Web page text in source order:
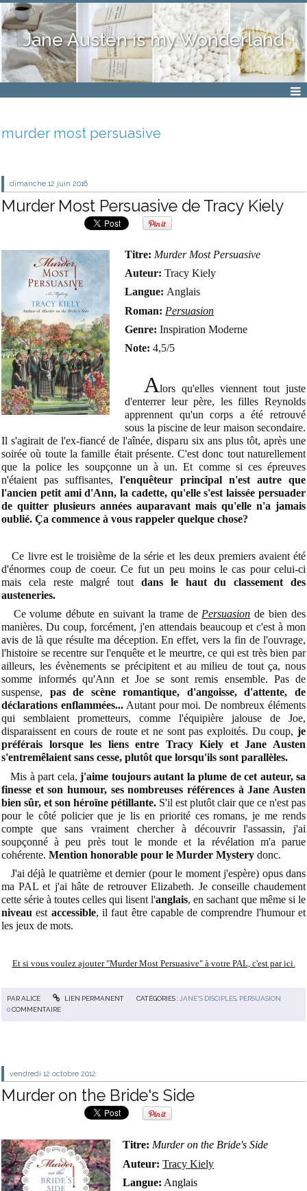
Jane Austen is my Wonderland
murder most persuasive
dimanche 12 juin 2016
Murder Most Persuasive de Tracy Kiely
Titre: Murder Most Persuasive
Auteur:Tracy Kiely
Langue: Anglais
Roman: Persuasion
Genre: Inspiration Moderne
Note:4,5/5
Alors qu'elles viennent tout juste
d'enterrer leur père, les filles Reynolds
apprennent qu'un corps a été retrouvé
sous la piscine de leur maison secondaire.
Il s'agirait de l'ex-fiancé de l'aînée, disparu six ans plus tôt, après une
soirée où toute la famille était présente. C'est donc tout naturellement
que la police les soupçonne un à un. Et comme si ces épreuves
n'étaient pas suffisantes,l'enquêteur principal n'est autre que
l'ancien petit ami d'Ann, la cadette, qu'elle s'est laissée persuader
de quitter plusieurs années auparavant mais qu'elle n'a jamais
oublié. Ça commence à vous rappeler quelque chose?
Ce livre est le troisième de la série et les deux premiers avaient été
d'énormes coup de coeur. Ce fut un peu moins le cas pour celui-ci
mais cela reste malgré tout dans le haut du classement des
austeneries.
Ce volume débute en suivant la trame dePersuasion de bien des
manières. Du coup, forcément, j'en attendais beaucoup et c'est à mon
avis de là que résulte ma déception. En effet, vers la fin de l'ouvrage,
l'histoire se recentre sur l'enquête et le meurtre, ce qui est très bien par
ailleurs, les évènements se précipitent et au milieu de tout ça, nous
somme informés qu'Ann et Joe se sont remis ensemble. Pas de
suspense, pas de scène romantique, d'angoisse, d'attente, de
déclarations enflammées...Autant pour moi. De nombreux éléments
qui semblaient prometteurs, comme l'équipière jalouse de Joe,
disparaissent en cours de route et ne sont pas exploités. Du coup, je
préférais lorsque les liens entre Tracy Kiely et Jane Austen
s'entremêlaient sans cesse, plutôt que lorsqu'ils sont parallèles.
Mis à part cela,j'aime toujours autant la plume de cet auteur, sa
finesse et son humour, ses nombreuses références à Jane Austen
bien sûr, et son héroïne pétillante. S'il est plutôt clair que ce n'est pas
pour le côté policier que je lis en priorité ces romans, je me rends
compte que sans vraiment chercher à découvrir l'assassin, j'ai
soupçonné à peu près tout le monde et la révélation m'a parue
cohérente. Mention honorable pour le Murder Mystery donc.
J'ai déjà le quatrième et dernier (pour le moment j'espère) opus dans
ma PAL et j'ai hâte de retrouver Elizabeth. Je conseille chaudement
cette série à toutes celles qui lisent l'anglais, en sachant que même si le
niveauest accessible, il faut être capable de comprendre l'humour et
les jeux de mots.
Et si vous voulez ajouter "Murder Most Persuasive" à votre PAL, c'est par ici.
PARALICE LIEN PERMANENT CATÉGORIES :JANE'S DISCIPLES, PERSUASION
0COMMENTAIRE
vendredi 12 octobre 2012
Murder on the Bride's Side
Titre: Murder on the Bride's Side
Auteur:Tracy Kiely
Langue: Anglais